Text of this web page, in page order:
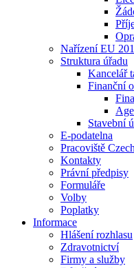
Nařízení EU
Struktura úřadu
Kancelář
Finanční
Stavební
E-podatelna
Pracoviště
Kontakty
Právní předpisy
Formuláře
Volby
Poplatky
Informace
Hlášení rozhlasu
Zdravotnictví
Firmy a služby